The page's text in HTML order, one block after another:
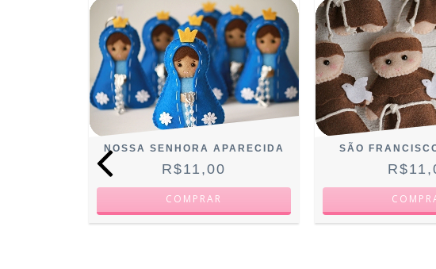
NOSSA SENHORA APARECIDA
R$11,00
SÃO